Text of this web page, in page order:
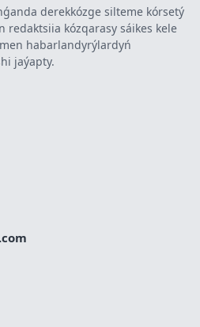
derekkózge silteme kórsetý
kózqarasy sáikes kele
habarlandyrýlardyń
jaýapty.